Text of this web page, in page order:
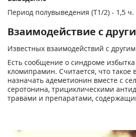
Период полувыведения (Т1/2) - 1,5
Взаимодействие с
Известных взаимодействий с
Есть сообщение о синдроме
кломипрамин. Считается, что такое
назначать адеметионин вместе с
серотонина, трициклическими
травами и препаратами,